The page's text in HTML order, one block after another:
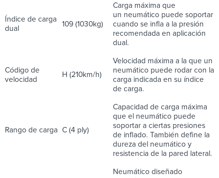
Índice de carga
dual
109 (1030kg)
Carga máxima que
un neumático puede soportar
cuando se infla a la presión
recomendada en aplicación
dual.
Código de
velocidad
H (210km/h)
Velocidad máxima a la que un
neumático puede rodar con la
carga indicada en su índice
de carga.
Rango de carga C (4 ply)
Capacidad de carga máxima
que el neumático puede
soportar a ciertas presiones
de inflado. También define la
dureza del neumático y
resistencia de la pared lateral.
Neumático diseñado